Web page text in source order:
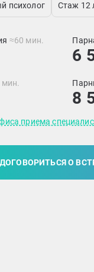
психолог Стаж 12
≈60 мин.
6
мин.
8
приема
ДОГОВОРИТЬСЯ О